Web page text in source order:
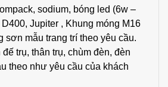
sodium, bóng led (6w –
Jupiter , Khung móng M16
sơn mẫu trang trí theo yêu cầu.
trụ, thân trụ, chùm đèn, đèn
theo như yêu cầu của khách